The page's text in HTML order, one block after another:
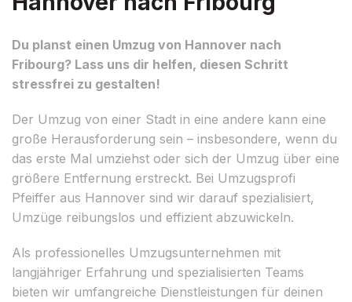
Du planst einen Umzug von Hannover nach
Fribourg? Lass uns dir helfen, diesen Schritt
stressfrei zu gestalten!
Der Umzug von einer Stadt in eine andere kann eine
große Herausforderung sein – insbesondere, wenn du
das erste Mal umziehst oder sich der Umzug über eine
größere Entfernung erstreckt. Bei Umzugsprofi
Pfeiffer aus Hannover sind wir darauf spezialisiert,
Umzüge reibungslos und effizient abzuwickeln.
Als professionelles Umzugsunternehmen mit
langjähriger Erfahrung und spezialisierten Teams
bieten wir umfangreiche Dienstleistungen für deinen